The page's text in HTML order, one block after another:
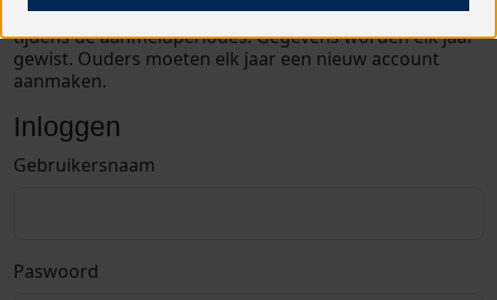
Let op! Een account aanmaken als ouder kan alleen
tijdens de aanmeldperiodes. Gegevens worden elk jaar
gewist. Ouders moeten elk jaar een nieuw account
aanmaken.
Inloggen
Gebruikersnaam
Paswoord